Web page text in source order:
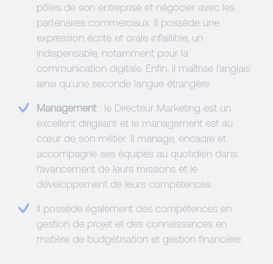
pôles de son entreprise et négocier avec les
partenaires commerciaux. Il possède une
expression écrite et orale infaillible, un
indispensable, notamment pour la
communication digitale. Enfin, il maîtrise l’anglais
ainsi qu’une seconde langue étrangère.
Management: le Directeur Marketing est un
excellent dirigeant et le management est au
cœur de son métier. Il manage, encadre et
accompagne ses équipes au quotidien dans
l’avancement de leurs missions et le
développement de leurs compétences.
Il possède également des compétences en
gestion de projet et des connaissances en
matière de budgétisation et gestion financière.